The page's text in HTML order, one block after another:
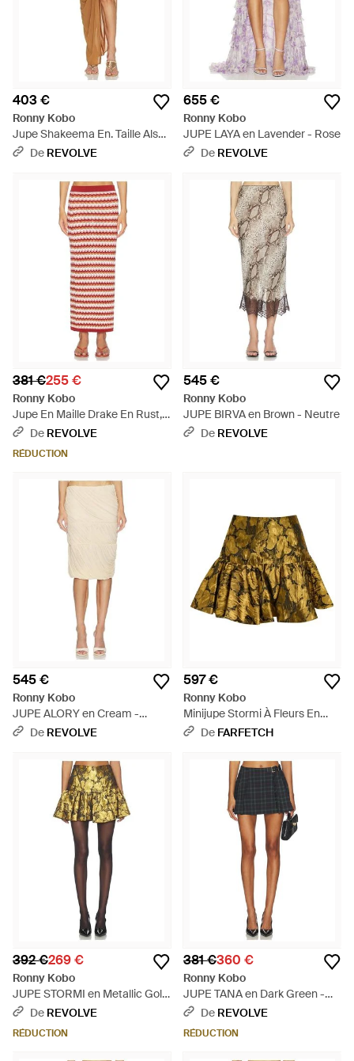
403 €
Ronny Kobo
Jupe Shakeema En. Taille Also
En Xs, S, M - Blanc
De REVOLVE
655 €
Ronny Kobo
JUPE LAYA en Lavender - Rose
De REVOLVE
381 €255 €
Ronny Kobo
Jupe En Maille Drake En Rust,
Taille Also En Xs, S, M - Rouge
De REVOLVE
RÉDUCTION
545 €
Ronny Kobo
JUPE BIRVA en Brown - Neutre
De REVOLVE
545 €
Ronny Kobo
JUPE ALORY en Cream -
Neutre
De REVOLVE
597 €
Ronny Kobo
Minijupe Stormi À Fleurs En
Jacquard - Neutre
De FARFETCH
392 €269 €
Ronny Kobo
JUPE STORMI en Metallic Gold
- Jaune
De REVOLVE
RÉDUCTION
381 €360 €
Ronny Kobo
JUPE TANA en Dark Green -
BleuDe REVOLVE
RÉDUCTION